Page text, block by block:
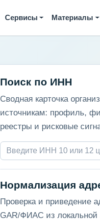
Сервисы Материалы
Поиск по ИНН
Сводная карточка
источникам: профиль,
реестры и рисковые
Нормализация
Проверка и приведение
GAR/ФИАС из локальной